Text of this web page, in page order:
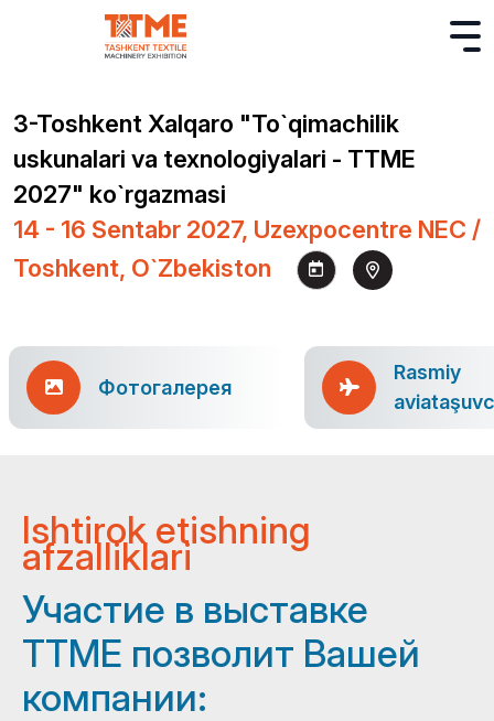
3-Toshkent Xalqaro "To`qimachilik
uskunalari va texnologiyalari - TTME
2027" ko`rgazmasi
14 - 16 Sentabr 2027, Uzexpocentre NEC /
Toshkent, O`zbekiston
Фотогалерея
Rasmiy
Ishtirok etishning
afzalliklari
Участие в выставке
TTME позволит Вашей
компании: